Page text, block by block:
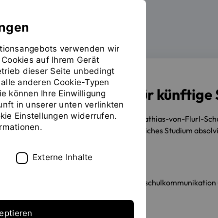
Duales Studium für
18.12.2017OTH Regensburg und Mathias-von-Flurl-
Ausbildung ein betriebswirtschaftliches Studium
Stabsstelle
verwenden wir
auf Ihrem Gerät
dieser Seite unbedingt
anderen Cookie-Typen
können Ihre Einwilligung
in unserer unten verlinkten
Einstellungen widerrufen.
Externe Inhalte